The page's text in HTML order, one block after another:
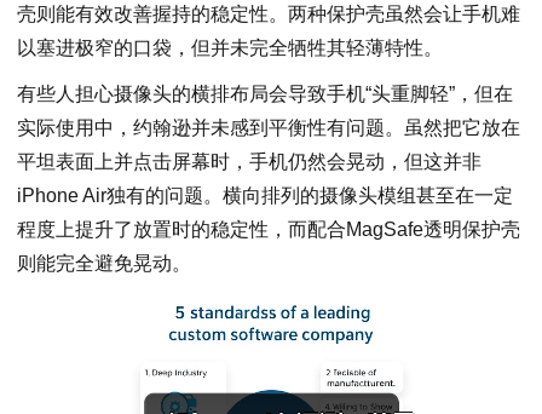
壳则能有效改善握持的稳定性。两种保护壳虽然会让手机难
以塞进极窄的口袋，但并未完全牺牲其轻薄特性。
有些人担心摄像头的横排布局会导致手机“头重脚轻”，但在
实际使用中，约翰逊并未感到平衡性有问题。虽然把它放在
平坦表面上并点击屏幕时，手机仍然会晃动，但这并非
iPhone Air独有的问题。横向排列的摄像头模组甚至在一定
程度上提升了放置时的稳定性，而配合MagSafe透明保护壳
则能完全避免晃动。